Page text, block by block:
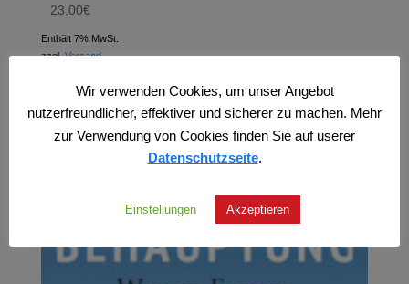
23,00€
Enthält 7% MwSt.
zzgl.Versand
Wir verwenden Cookies, um unser Angebot
nutzerfreundlicher, effektiver und sicherer zu machen. Mehr
zur Verwendung von Cookies finden Sie auf userer
Datenschutzseite.
Einstellungen Akzeptieren